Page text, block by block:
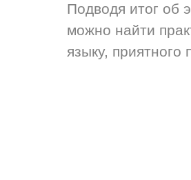
Подводя итог об
можно найти
языку,